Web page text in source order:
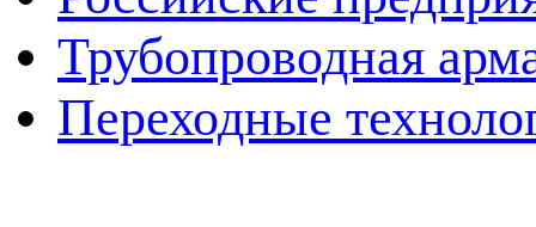
Трубопроводная
Переходные